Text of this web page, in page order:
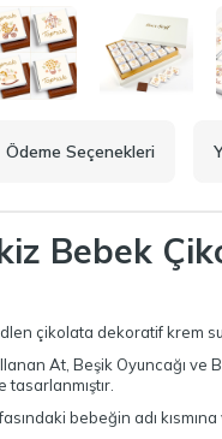
Ödeme Seçenekleri
Bebek
çikolata dekoratif krem
At, Beşik Oyuncağı ve
bebeğin adı